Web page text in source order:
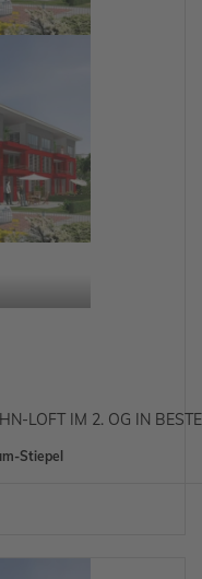
LOFT IM 2. OG IN
Stiepel